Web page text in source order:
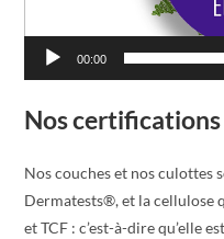
00:00
Nos certifications
Nos couches et nos culottes
Dermatests®, et la cellulose
et TCF : c’est-à-dire qu’elle